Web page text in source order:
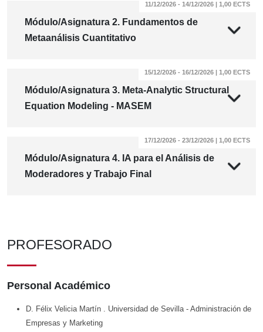
Módulo/Asignatura 2. Fundamentos de
Metaanálisis Cuantitativo
11/12/2026 - 14/12/2026 | 1,00 ECTS
Módulo/Asignatura 3. Meta-Analytic Structural
Equation Modeling - MASEM
15/12/2026 - 16/12/2026 | 1,00 ECTS
Módulo/Asignatura 4. IA para el Análisis de
Moderadores y Trabajo Final
17/12/2026 - 23/12/2026 | 1,00 ECTS
PROFESORADO
Personal Académico
D. Félix Velicia Martín . Universidad de Sevilla - Administración de
Empresas y Marketing